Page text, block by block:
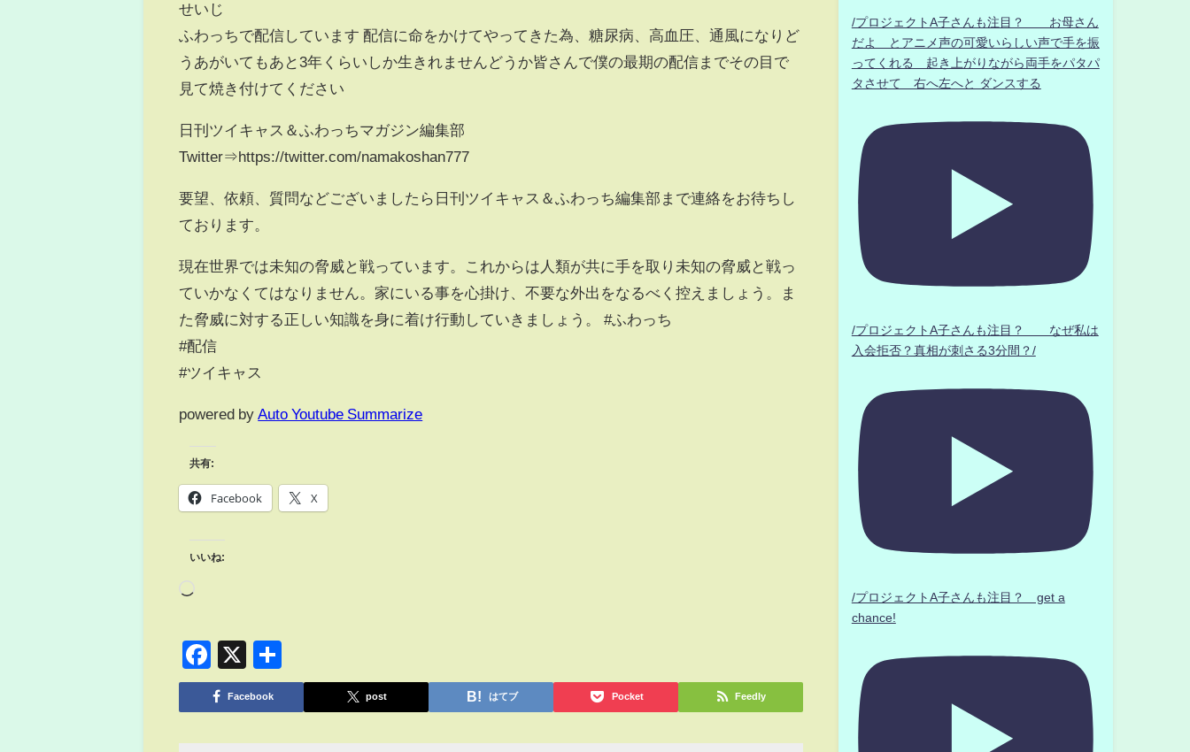
せいじ
ふわっちで配信しています 配信に命をかけてやってきた為、糖尿病、高血圧、通風になりど
うあがいてもあと3年くらいしか生きれませんどうか皆さんで僕の最期の配信までその目で
見て焼き付けてください
日刊ツイキャス＆ふわっちマガジン編集部
Twitter⇒https://twitter.com/namakoshan777
要望、依頼、質問などございましたら日刊ツイキャス＆ふわっち編集部まで連絡をお待ちし
ております。
現在世界では未知の脅威と戦っています。これからは人類が共に手を取り未知の脅威と戦っ
ていかなくてはなりません。家にいる事を心掛け、不要な外出をなるべく控えましょう。ま
た脅威に対する正しい知識を身に着け行動していきましょう。 #ふわっち
#配信
#ツイキャス
powered by Auto Youtube Summarize
共有:
Facebook X
いいね:
Facebook
X
有
Facebook post はてブ Pocket Feedly
/プロジェクトA子さんも注目？ お母さん
だよ とアニメ声の可愛いらしい声で手を振
ってくれる 起き上がりながら両手をパタパ
タさせて 右へ左へと ダンスする
/プロジェクトA子さんも注目？ なぜ私は
入会拒否？真相が刺さる3分間？/
/プロジェクトA子さんも注目？ get a
chance!